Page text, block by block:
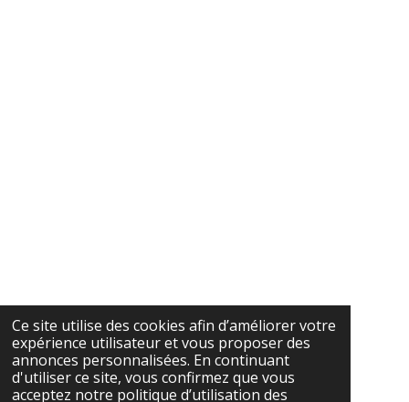
Ce site utilise des cookies afin d’améliorer votre
expérience utilisateur et vous proposer des
annonces personnalisées. En continuant
d'utiliser ce site, vous confirmez que vous
acceptez notre politique d’utilisation des